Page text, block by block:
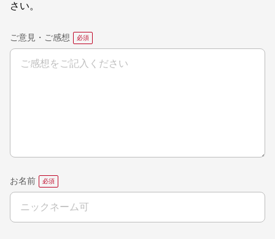
さい。
ご意見・ご感想
お名前